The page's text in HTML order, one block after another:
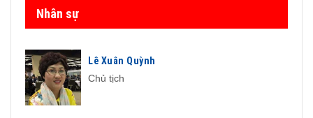
Nhân sự
Lê Xuân Quỳnh
Chủ tịch